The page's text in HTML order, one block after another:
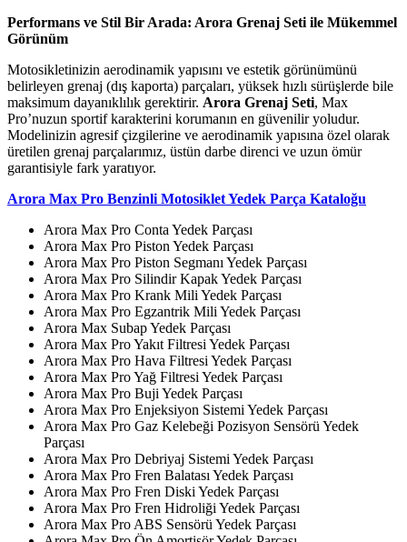
Performans ve Stil Bir Arada: Arora Grenaj Seti ile Mükemmel
Görünüm
Motosikletinizin aerodinamik yapısını ve estetik görünümünü
belirleyen grenaj (dış kaporta) parçaları, yüksek hızlı sürüşlerde bile
maksimum dayanıklılık gerektirir. Arora Grenaj Seti, Max
Pro’nuzun sportif karakterini korumanın en güvenilir yoludur.
Modelinizin agresif çizgilerine ve aerodinamik yapısına özel olarak
üretilen grenaj parçalarımız, üstün darbe direnci ve uzun ömür
garantisiyle fark yaratıyor.
Arora Max Pro Benzinli Motosiklet Yedek Parça Kataloğu
Arora Max Pro Conta Yedek Parçası
Arora Max Pro Piston Yedek Parçası
Arora Max Pro Piston Segmanı Yedek Parçası
Arora Max Pro Silindir Kapak Yedek Parçası
Arora Max Pro Krank Mili Yedek Parçası
Arora Max Pro Egzantrik Mili Yedek Parçası
Arora Max Subap Yedek Parçası
Arora Max Pro Yakıt Filtresi Yedek Parçası
Arora Max Pro Hava Filtresi Yedek Parçası
Arora Max Pro Yağ Filtresi Yedek Parçası
Arora Max Pro Buji Yedek Parçası
Arora Max Pro Enjeksiyon Sistemi Yedek Parçası
Arora Max Pro Gaz Kelebeği Pozisyon Sensörü Yedek
Parçası
Arora Max Pro Debriyaj Sistemi Yedek Parçası
Arora Max Pro Fren Balatası Yedek Parçası
Arora Max Pro Fren Diski Yedek Parçası
Arora Max Pro Fren Hidroliği Yedek Parçası
Arora Max Pro ABS Sensörü Yedek Parçası